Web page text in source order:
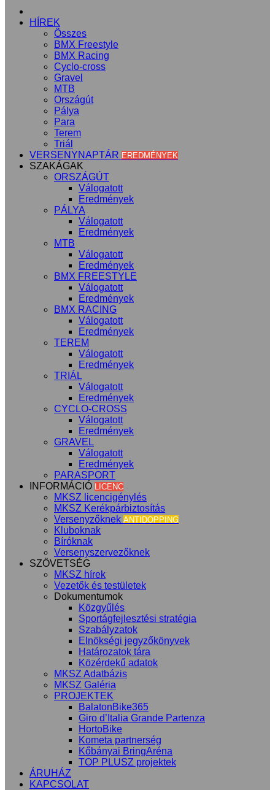
HÍREK
Összes
BMX Freestyle
BMX Racing
Cyclo-cross
Gravel
MTB
Országút
Pálya
Para
Terem
Triál
VERSENYNAPTÁR EREDMÉNYEK
SZAKÁGAK
ORSZÁGÚT
Válogatott
Eredmények
PÁLYA
Válogatott
Eredmények
MTB
Válogatott
Eredmények
BMX FREESTYLE
Válogatott
Eredmények
BMX RACING
Válogatott
Eredmények
TEREM
Válogatott
Eredmények
TRIÁL
Válogatott
Eredmények
CYCLO-CROSS
Válogatott
Eredmények
GRAVEL
Válogatott
Eredmények
PARASPORT
INFORMÁCIÓ
LICENC
MKSZ licencigénylés
MKSZ Kerékpárbiztosítás
Versenyzőknek ANTIDOPPING
Kluboknak
Bíróknak
Versenyszervezőknek
SZÖVETSÉG
MKSZ hírek
Vezetők és testületek
Dokumentumok
Közgyűlés
Sportágfejlesztési stratégia
Szabályzatok
Elnökségi jegyzőkönyvek
Határozatok tára
Közérdekű adatok
MKSZ Adatbázis
MKSZ Galéria
PROJEKTEK
BalatonBike365
Giro d’Italia Grande Partenza
HortoBike
Kometa partnerség
Kőbányai BringAréna
TOP PLUSZ projektek
ÁRUHÁZ
KAPCSOLAT